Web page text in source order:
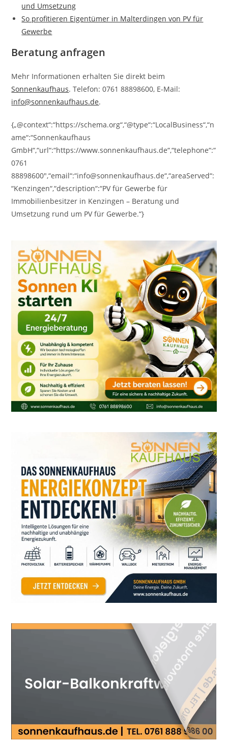
und Umsetzung
So profitieren Eigentümer in Malterdingen von PV für
Gewerbe
Beratung anfragen
Mehr Informationen erhalten Sie direkt beim
Sonnenkaufhaus. Telefon: 0761 88898600, E-Mail:
info@sonnenkaufhaus.de.
{„@context“:“https://schema.org“,“@type“:“LocalBusiness“,“n
ame“:“Sonnenkaufhaus
GmbH“,“url“:“https://www.sonnenkaufhaus.de“,“telephone“:“
0761
88898600″,“email“:“info@sonnenkaufhaus.de“,“areaServed“:
“Kenzingen“,“description“:“PV für Gewerbe für
Immobilienbesitzer in Kenzingen – Beratung und
Umsetzung rund um PV für Gewerbe.“}